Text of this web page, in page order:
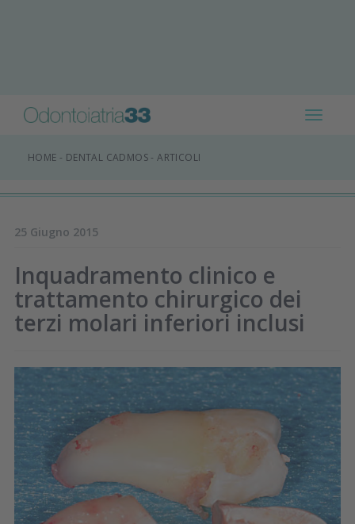
Toggle
HOME - DENTAL CADMOS-ARTICOLI
25 Giugno 2015
Inquadramento clinico e
trattamento chirurgico dei
terzi molari inferiori inclusi